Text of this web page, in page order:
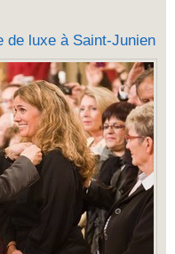
de luxe à Saint-Junien